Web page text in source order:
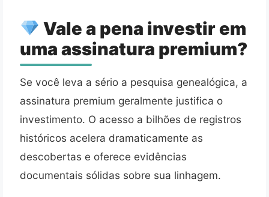
Vale a pena investir em
uma assinatura premium?
Se você leva a sério a pesquisa genealógica, a
assinatura premium geralmente justifica o
investimento. O acesso a bilhões de registros
históricos acelera dramaticamente as
descobertas e oferece evidências
documentais sólidas sobre sua linhagem.